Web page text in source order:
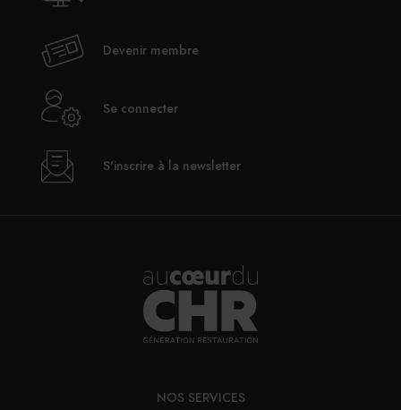
Devenir membre
Se connecter
S'inscrire à la newsletter
NOS SERVICES